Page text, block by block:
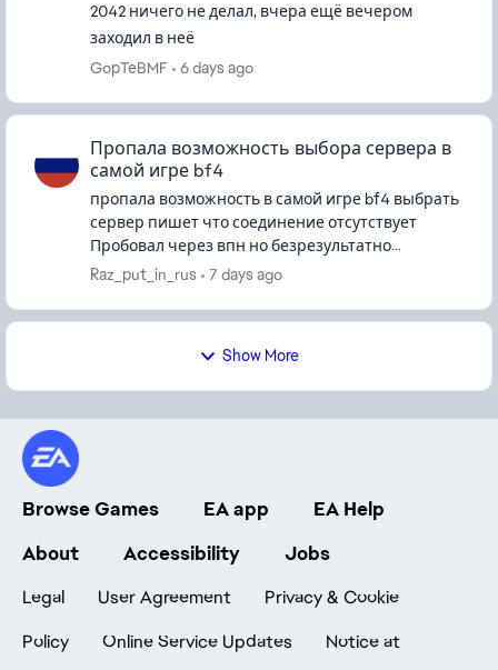
2042 ничего не делал, вчера ещё вечером
заходил в неё
GopTeBMF
6 days ago
Пропала возможность выбора сервера в
самой игре bf4
пропала возможность в самой игре bf4 выбрать
сервер пишет что соединение отсутствует
Пробовал через впн но безрезультатно
Единственный шанс зайти в игру это через
Raz_put_in_rus 7 days ago
Show More
Browse Games EA app
EA Help
About
Accessibility Jobs
Legal User Agreement
Privacy & Cookie
Policy
Online Service Updates Notice at